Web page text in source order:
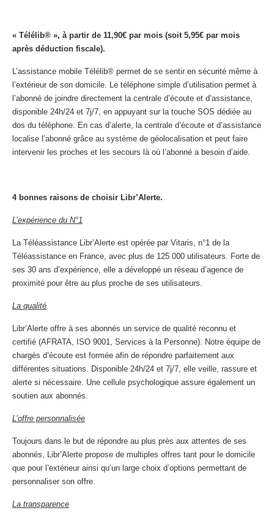
« Télélib® », à partir de 11,90€ par mois (soit 5,95€ par mois
après déduction fiscale).
L’assistance mobile Télélib® permet de se sentir en sécurité même à
l’extérieur de son domicile. Le téléphone simple d’utilisation permet à
l’abonné de joindre directement la centrale d’écoute et d’assistance,
disponible 24h/24 et 7j/7, en appuyant sur la touche SOS dédiée au
dos du téléphone. En cas d’alerte, la centrale d’écoute et d’assistance
localise l’abonné grâce au système de géolocalisation et peut faire
intervenir les proches et les secours là où l’abonné a besoin d’aide.
4 bonnes raisons de choisir Libr’Alerte.
L’expérience du N°1
La Téléassistance Libr’Alerte est opérée par Vitaris, n°1 de la
Téléassistance en France, avec plus de 125 000 utilisateurs. Forte de
ses 30 ans d’expérience, elle a développé un réseau d’agence de
proximité pour être au plus proche de ses utilisateurs.
La qualité
Libr’Alerte offre à ses abonnés un service de qualité reconnu et
certifié (AFRATA, ISO 9001, Services à la Personne). Notre équipe de
chargés d’écoute est formée afin de répondre parfaitement aux
différentes situations. Disponible 24h/24 et 7j/7, elle veille, rassure et
alerte si nécessaire. Une cellule psychologique assure également un
soutien aux abonnés.
L’offre personnalisée
Toujours dans le but de répondre au plus près aux attentes de ses
abonnés, Libr’Alerte propose de multiples offres tant pour le domicile
que pour l’extérieur ainsi qu’un large choix d’options permettant de
personnaliser son offre.
La transparence